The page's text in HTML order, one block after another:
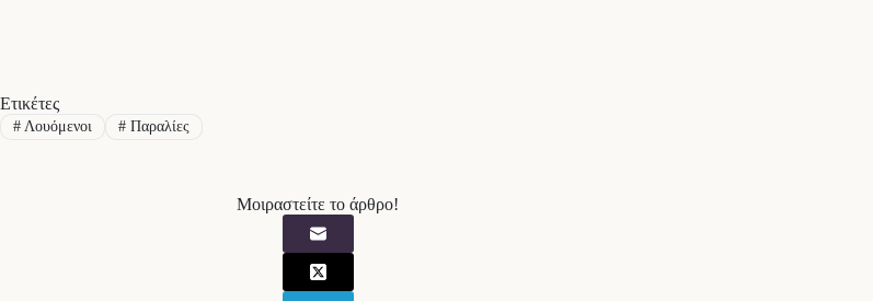
Ετικέτες
#Λουόμενοι #Παραλίες
Μοιραστείτε το άρθρο!